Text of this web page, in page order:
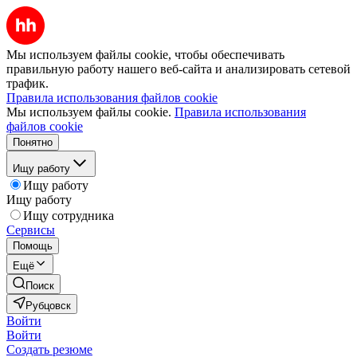
Мы используем файлы cookie, чтобы обеспечивать
правильную работу нашего веб-сайта и анализировать сетевой
трафик.
Правила использования файлов cookie
Мы используем файлы cookie. Правила использования
файлов cookie
Понятно
Ищу работу
Ищу работу
Ищу работу
Ищу сотрудника
Сервисы
Помощь
Ещё
Поиск
Рубцовск
Войти
Войти
Создать резюме